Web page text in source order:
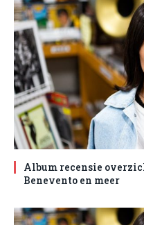
Album recensie
Benevento en meer